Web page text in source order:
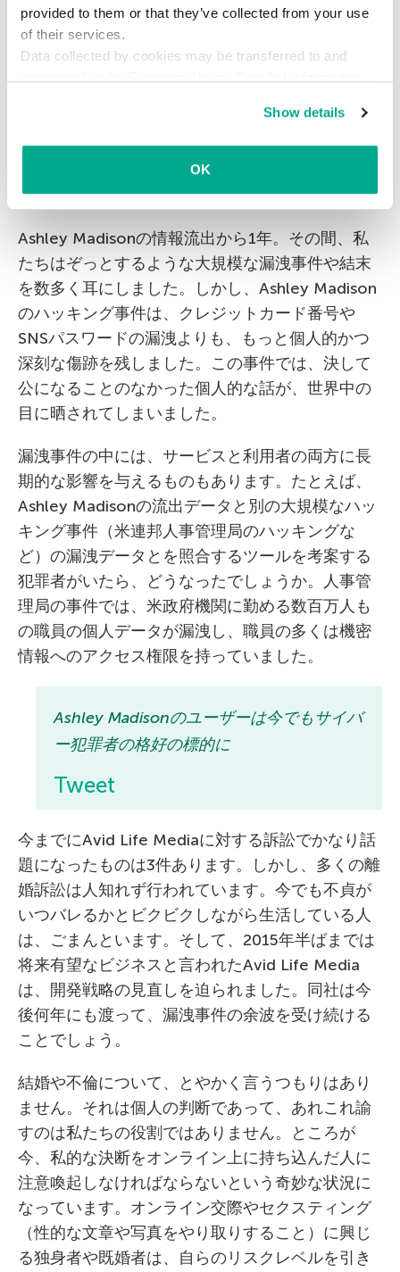
provided to them or that they’ve collected from your use
of their services.
Data collected by cookies may be transferred to and
Show details
OK
スパムやフィッシングの攻撃を受ける結果になり
ます。サイバー犯罪者は本物のメールアドレスを
収集する偽サイトを作成し、そのアドレスをスパ
ムやフィッシングに利用しました。サイトで入力
されたメールアドレスは、暗号化もされないま
その後
Ashley Madisonの情報流出から1年。その間、私
たちはぞっとするような大規模な漏洩事件や結末
を数多く耳にしました。しかし、Ashley Madison
のハッキング事件は、クレジットカード番号や
SNSパスワードの漏洩よりも、もっと個人的かつ
深刻な傷跡を残しました。この事件では、決して
公になることのなかった個人的な話が、世界中の
目に晒されてしまいました。
漏洩事件の中には、サービスと利用者の両方に長
期的な影響を与えるものもあります。たとえば、
Ashley Madisonの流出データと別の大規模なハッ
キング事件（米連邦人事管理局のハッキングな
ど）の漏洩データとを照合するツールを考案する
犯罪者がいたら、どうなったでしょうか。人事管
理局の事件では、米政府機関に勤める数百万人も
の職員の個人データが漏洩し、職員の多くは機密
情報へのアクセス権限を持っていました。
Ashley Madisonのユーザーは今でもサイバ
ー犯罪者の格好の標的に
Tweet
今までにAvid Life Mediaに対する訴訟でかなり話
題になったものは3件あります。しかし、多くの離
婚訴訟は人知れず行われています。今でも不貞が
いつバレるかとビクビクしながら生活している人
は、ごまんといます。そして、2015年半ばまでは
将来有望なビジネスと言われたAvid Life Media
は、開発戦略の見直しを迫られました。同社は今
後何年にも渡って、漏洩事件の余波を受け続ける
ことでしょう。
結婚や不倫について、とやかく言うつもりはあり
ません。それは個人の判断であって、あれこれ諭
すのは私たちの役割ではありません。ところが
今、私的な決断をオンライン上に持ち込んだ人に
注意喚起しなければならないという奇妙な状況に
なっています。オンライン交際やセクスティング
（性的な文章や写真をやり取りすること）に興じ
る独身者や既婚者は、自らのリスクレベルを引き